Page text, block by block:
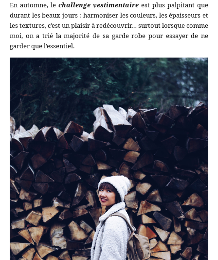
En automne, le challenge vestimentaire est plus palpitant que
durant les beaux jours : harmoniser les couleurs, les épaisseurs et
les textures, c’est un plaisir à redécouvrir… surtout lorsque comme
moi, on a trié la majorité de sa garde robe pour essayer de ne
garder que l’essentiel.